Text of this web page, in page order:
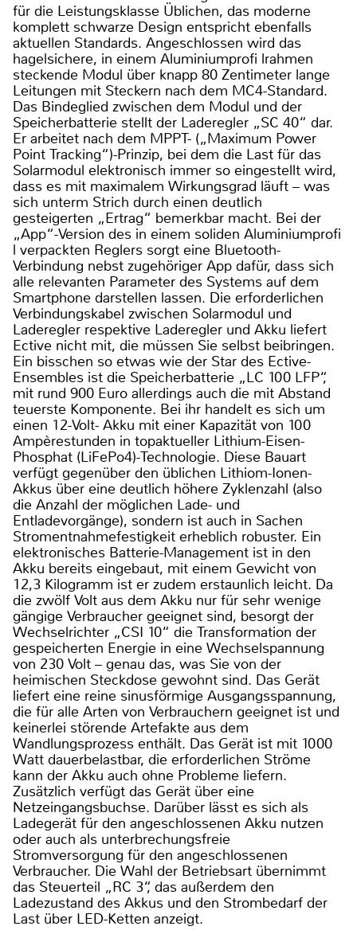
für die Leistungsklasse Üblichen, das moderne
komplett schwarze Design entspricht ebenfalls
aktuellen Standards. Angeschlossen wird das
hagelsichere, in einem Aluminiumprofi lrahmen
steckende Modul über knapp 80 Zentimeter lange
Leitungen mit Steckern nach dem MC4-Standard.
Das Bindeglied zwischen dem Modul und der
Speicherbatterie stellt der Laderegler „SC 40“ dar.
Er arbeitet nach dem MPPT- („Maximum Power
Point Tracking“)-Prinzip, bei dem die Last für das
Solarmodul elektronisch immer so eingestellt wird,
dass es mit maximalem Wirkungsgrad läuft – was
sich unterm Strich durch einen deutlich
gesteigerten „Ertrag“ bemerkbar macht. Bei der
„App“-Version des in einem soliden Aluminiumprofi
l verpackten Reglers sorgt eine Bluetooth-
Verbindung nebst zugehöriger App dafür, dass sich
alle relevanten Parameter des Systems auf dem
Smartphone darstellen lassen. Die erforderlichen
Verbindungskabel zwischen Solarmodul und
Laderegler respektive Laderegler und Akku liefert
Ective nicht mit, die müssen Sie selbst beibringen.
Ein bisschen so etwas wie der Star des Ective-
Ensembles ist die Speicherbatterie „LC 100 LFP“,
mit rund 900 Euro allerdings auch die mit Abstand
teuerste Komponente. Bei ihr handelt es sich um
einen 12-Volt- Akku mit einer Kapazität von 100
Ampèrestunden in topaktueller Lithium-Eisen-
Phosphat (LiFePo4)-Technologie. Diese Bauart
verfügt gegenüber den üblichen Lithiom-Ionen-
Akkus über eine deutlich höhere Zyklenzahl (also
die Anzahl der möglichen Lade- und
Entladevorgänge), sondern ist auch in Sachen
Stromentnahmefestigkeit erheblich robuster. Ein
elektronisches Batterie-Management ist in den
Akku bereits eingebaut, mit einem Gewicht von
12,3 Kilogramm ist er zudem erstaunlich leicht. Da
die zwölf Volt aus dem Akku nur für sehr wenige
gängige Verbraucher geeignet sind, besorgt der
Wechselrichter „CSI 10“ die Transformation der
gespeicherten Energie in eine Wechselspannung
von 230 Volt – genau das, was Sie von der
heimischen Steckdose gewohnt sind. Das Gerät
liefert eine reine sinusförmige Ausgangsspannung,
die für alle Arten von Verbrauchern geeignet ist und
keinerlei störende Artefakte aus dem
Wandlungsprozess enthält. Das Gerät ist mit 1000
Watt dauerbelastbar, die erforderlichen Ströme
kann der Akku auch ohne Probleme liefern.
Zusätzlich verfügt das Gerät über eine
Netzeingangsbuchse. Darüber lässt es sich als
Ladegerät für den angeschlossenen Akku nutzen
oder auch als unterbrechungsfreie
Stromversorgung für den angeschlossenen
Verbraucher. Die Wahl der Betriebsart übernimmt
das Steuerteil „RC 3“, das außerdem den
Ladezustand des Akkus und den Strombedarf der
Last über LED-Ketten anzeigt.